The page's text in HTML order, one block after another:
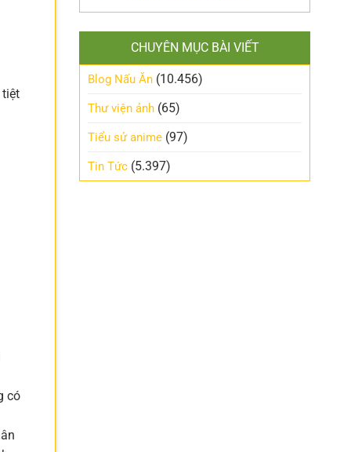
có
CHUYÊN MỤC BÀI VIẾT
Blog Nấu Ăn (10.456)
Thư viện ảnh (65)
Tiểu sử anime (97)
Tin Tức (5.397)